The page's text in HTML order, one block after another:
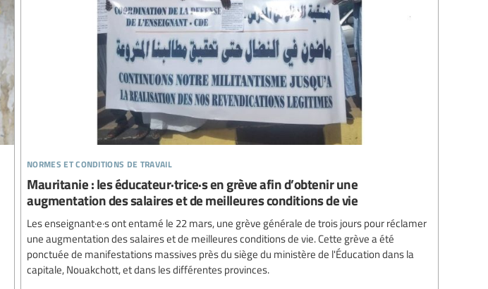
normes et conditions de travail
Mauritanie : les éducateur·trice·s en grève afin d’obtenir une
augmentation des salaires et de meilleures conditions de vie
Les enseignant·e·s ont entamé le 22 mars, une grève générale de trois jours pour réclamer
une augmentation des salaires et de meilleures conditions de vie. Cette grève a été
ponctuée de manifestations massives près du siège du ministère de l'Éducation dans la
capitale, Nouakchott, et dans les différentes provinces.